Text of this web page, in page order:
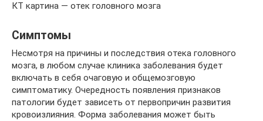
КТ картина — отек головного мозга
Симптомы
Несмотря на причины и последствия отека головного
мозга, в любом случае клиника заболевания будет
включать в себя очаговую и общемозговую
симптоматику. Очередность появления признаков
патологии будет зависеть от первопричин развития
кровоизлияния. Форма заболевания может быть